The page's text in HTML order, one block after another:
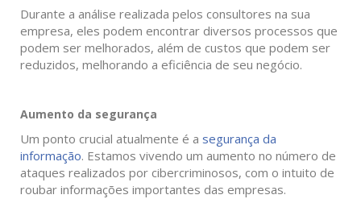
Durante a análise realizada pelos consultores na sua
empresa, eles podem encontrar diversos processos que
podem ser melhorados, além de custos que podem ser
reduzidos, melhorando a eficiência de seu negócio.
Aumento da segurança
Um ponto crucial atualmente é a segurança da
informação. Estamos vivendo um aumento no número de
ataques realizados por cibercriminosos, com o intuito de
roubar informações importantes das empresas.